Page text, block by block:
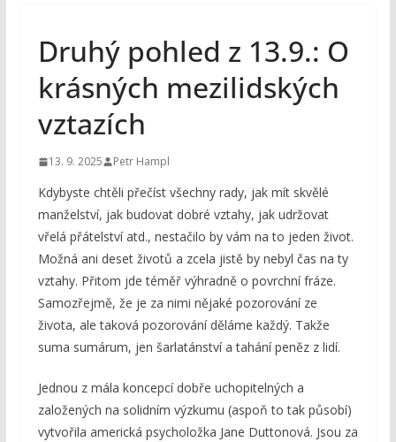
Druhý pohled z 13.9.: O
krásných mezilidských
vztazích
13. 9. 2025 Petr Hampl
Kdybyste chtěli přečíst všechny rady, jak mít skvělé
manželství, jak budovat dobré vztahy, jak udržovat
vřelá přátelství atd., nestačilo by vám na to jeden život.
Možná ani deset životů a zcela jistě by nebyl čas na ty
vztahy. Přitom jde téměř výhradně o povrchní fráze.
Samozřejmě, že je za nimi nějaké pozorování ze
života, ale taková pozorování děláme každý. Takže
suma sumárum, jen šarlatánství a tahání peněz z lidí.
Jednou z mála koncepcí dobře uchopitelných a
založených na solidním výzkumu (aspoň to tak působí)
vytvořila americká psycholožka Jane Duttonová. Jsou za